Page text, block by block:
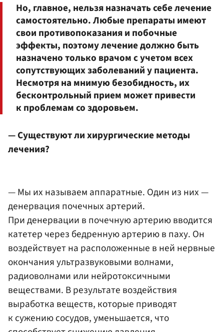
Но, главное, нельзя назначать себе лечение
самостоятельно. Любые препараты имеют
свои противопоказания и побочные
эффекты, поэтому лечение должно быть
назначено только врачом с учетом всех
сопутствующих заболеваний у пациента.
Несмотря на мнимую безобидность, их
бесконтрольный прием может привести
к проблемам со здоровьем.
— Существуют ли хирургические методы
лечения?
— Мы их называем аппаратные. Один из них —
денервация почечных артерий.
При денервации в почечную артерию вводится
катетер через бедренную артерию в паху. Он
воздействует на расположенные в ней нервные
окончания ультразвуковыми волнами,
радиоволнами или нейротоксичными
веществами. В результате воздействия
выработка веществ, которые приводят
к сужению сосудов, уменьшается, что